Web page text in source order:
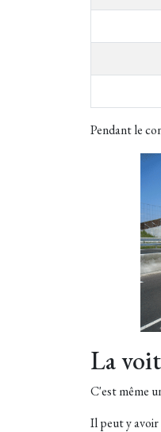
Pendant le
La
C'est même
Il peut y avoir